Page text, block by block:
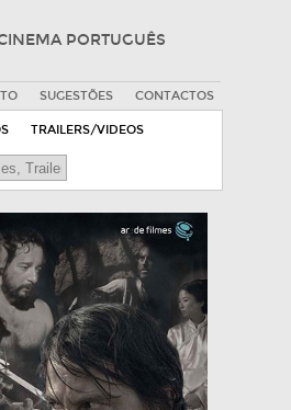
PORTUGUÊS
SUGESTÕES CONTACTOS
TRAILERS/VIDEOS